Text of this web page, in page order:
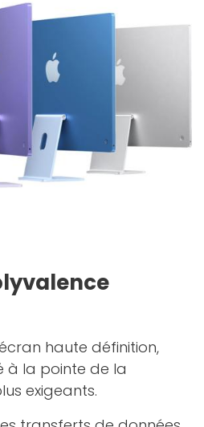
haute définition,
à la pointe de la
exigeants.